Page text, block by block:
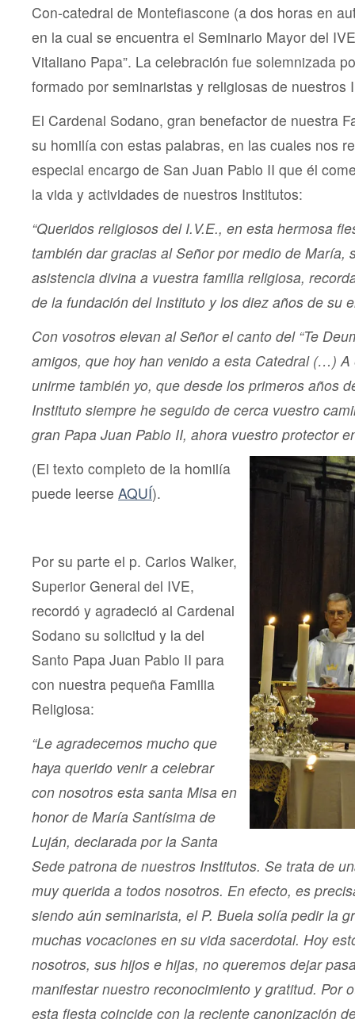
Con-catedral de Montefiascone (a dos horas en
en la cual se encuentra el Seminario Mayor del
Vitaliano Papa”. La celebración fue solemnizada
formado por seminaristas y religiosas de nuestros
El Cardenal Sodano, gran benefactor de nuestra
su homilía con estas palabras, en las cuales nos
especial encargo de San Juan Pablo II que él
la vida y actividades de nuestros Institutos:
“Queridos religiosos del I.V.E., en esta hermosa
también dar gracias al Señor por medio de María,
asistencia divina a vuestra familia religiosa,
de la fundación del Instituto y los diez años de su
Con vosotros elevan al Señor el canto del “Te
amigos, que hoy han venido a esta Catedral (…) A
unirme también yo, que desde los primeros años
Instituto siempre he seguido de cerca vuestro
gran Papa Juan Pablo II, ahora vuestro protector
(El texto completo de la homilía
puede leerse AQUÍ).
Por su parte el p. Carlos Walker,
Superior General del IVE,
recordó y agradeció al Cardenal
Sodano su solicitud y la del
Santo Papa Juan Pablo II para
con nuestra pequeña Familia
Religiosa:
“Le agradecemos mucho que
haya querido venir a celebrar
con nosotros esta santa Misa en
honor de María Santísima de
Luján, declarada por la Santa
Sede patrona de nuestros Institutos. Se trata de
muy querida a todos nosotros. En efecto, es
siendo aún seminarista, el P. Buela solía pedir la
muchas vocaciones en su vida sacerdotal. Hoy
nosotros, sus hijos e hijas, no queremos dejar
manifestar nuestro reconocimiento y gratitud. Por
esta fiesta coincide con la reciente canonización